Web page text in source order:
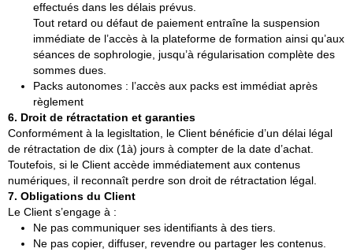
effectués dans les délais prévus.
Tout retard ou défaut de paiement entraîne la suspension
immédiate de l’accès à la plateforme de formation ainsi qu’aux
séances de sophrologie, jusqu’à régularisation complète des
sommes dues.
Packs autonomes : l’accès aux packs est immédiat après
règlement
6. Droit de rétractation et garanties
Conformément à la legisltation, le Client bénéficie d’un délai légal
de rétractation de dix (1à) jours à compter de la date d’achat.
Toutefois, si le Client accède immédiatement aux contenus
numériques, il reconnaît perdre son droit de rétractation légal.
7. Obligations du Client
Le Client s’engage à :
Ne pas communiquer ses identifiants à des tiers.
Ne pas copier, diffuser, revendre ou partager les contenus.